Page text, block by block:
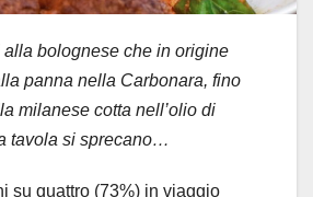
bolognese che in origine
panna nella Carbonara, fino
milanese cotta nell’olio di
tavola si sprecano…
su quattro (73%) in viaggio